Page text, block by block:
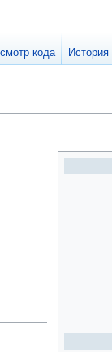
кода История